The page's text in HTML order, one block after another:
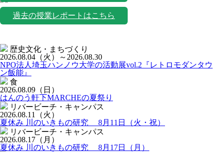
過去の授業レポートはこちら
歴史文化・まちづくり
2026.08.04 （火）
～2026.08.30
NPO法人埼玉ハンノウ大学の活動展vol.2『レトロモダンタウ
ン飯能』
食
2026.08.09 （日）
はんのう軒下MARCHEの夏祭り
リバービーチ・キャンパス
2026.08.11
（火）
夏休み 川のいきもの研究 8月11日（火・祝）
リバービーチ・キャンパス
2026.08.17 （月）
夏休み 川のいきもの研究 8月17日（月）